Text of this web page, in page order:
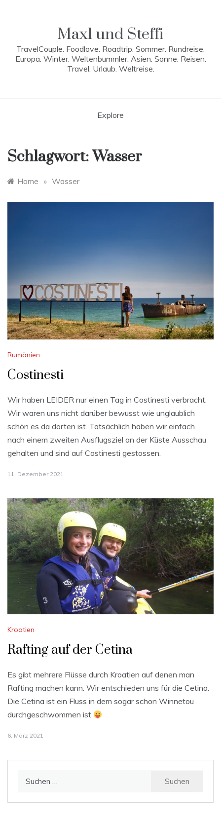
Maxl und Steffi
TravelCouple. Foodlove. Roadtrip. Sommer. Rundreise.
Europa. Winter. Weltenbummler. Asien. Sonne. Reisen.
Travel. Urlaub. Weltreise.
Explore
Schlagwort:Wasser
Home » Wasser
Rumänien
Costinesti
Wir haben LEIDER nur einen Tag in Costinesti verbracht.
Wir waren uns nicht darüber bewusst wie unglaublich
schön es da dorten ist. Tatsächlich haben wir einfach
nach einem zweiten Ausflugsziel an der Küste Ausschau
gehalten und sind auf Costinesti gestossen.
11. Dezember 2021
Kroatien
Rafting auf der Cetina
Es gibt mehrere Flüsse durch Kroatien auf denen man
Rafting machen kann. Wir entschieden uns für die Cetina.
Die Cetina ist ein Fluss in dem sogar schon Winnetou
durchgeschwommen ist
6. März 2021